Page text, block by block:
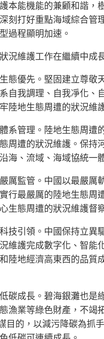
本能機能的兼顧和諧，
刻打好重點海域綜合管
過程顯明加速。
況維護工作在繼續中成
優先。堅固建立尊敬
自我調理、自我凈化、
陸地生態周遭的狀況維
管理。陸地生態周遭
周遭的狀況維護。保
海、流域、海域協統一
監管。中國以最嚴厲
行最嚴厲的陸地生態周
生態周遭的狀況維護督
引領。中國保持立異
維護完成數字化、智能
陸地經濟高東西的品質
成長。碧海銀灘也是
漁業等綠色財產，不竭
目的，以減污降碳為